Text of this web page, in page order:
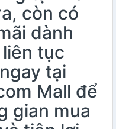
còn có
dành
tục
tại
Mall để
gian mua